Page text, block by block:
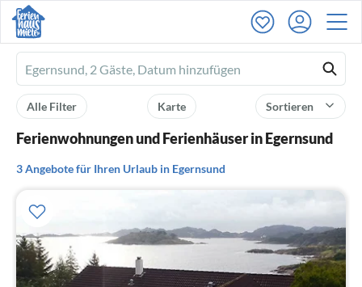
Ferienhausmiete
logo
Sortieren
Karte
Alle Filter
Ferienwohnungen und Ferienhäuser in Egernsund
3 Angebote für Ihren Urlaub in Egernsund